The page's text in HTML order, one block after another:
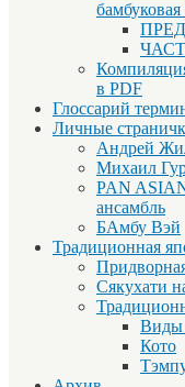
в PDF
Глоссарий
Личные
Андрей
Михаил
PAN
ансамбль
БАмбу Вэй
Традиционная
Сякухати
Виды
Кото